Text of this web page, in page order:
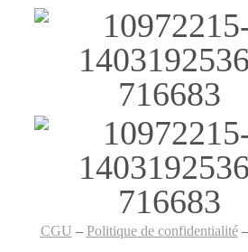
CGU – Politique de confidentialité